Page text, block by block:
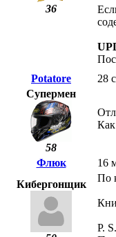
36
Potatore
28
Супермен
58
Флюк
16
Кибергонщик
По
P.